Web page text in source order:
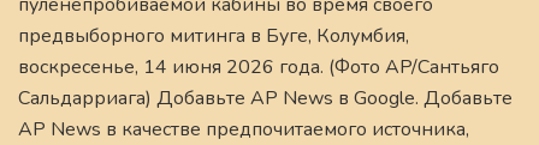
предвыборного митинга в Буге, Колумбия,
воскресенье, 14 июня 2026 года. (Фото AP/Сантьяго
Сальдарриага) Добавьте AP News в Google. Добавьте
AP News в качестве предпочитаемого источника,